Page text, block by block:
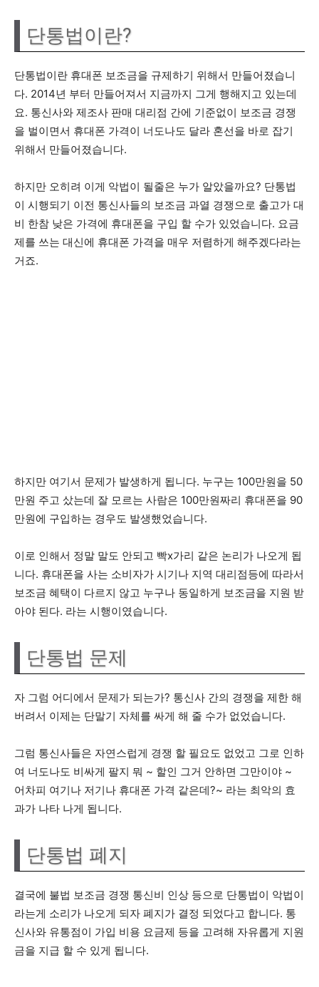
단통법이란?
단통법이란 휴대폰 보조금을 규제하기 위해서 만들어졌습니
다. 2014년 부터 만들어져서 지금까지 그게 행해지고 있는데
요. 통신사와 제조사 판매 대리점 간에 기준없이 보조금 경쟁
을 벌이면서 휴대폰 가격이 너도나도 달라 혼선을 바로 잡기
위해서 만들어졌습니다.
하지만 오히려 이게 악법이 될줄은 누가 알았을까요? 단통법
이 시행되기 이전 통신사들의 보조금 과열 경쟁으로 출고가 대
비 한참 낮은 가격에 휴대폰을 구입 할 수가 있었습니다. 요금
제를 쓰는 대신에 휴대폰 가격을 매우 저렴하게 해주겠다라는
거죠.
하지만 여기서 문제가 발생하게 됩니다. 누구는 100만원을 50
만원 주고 샀는데 잘 모르는 사람은 100만원짜리 휴대폰을 90
만원에 구입하는 경우도 발생했었습니다.
이로 인해서 정말 말도 안되고 빡x가리 같은 논리가 나오게 됩
니다. 휴대폰을 사는 소비자가 시기나 지역 대리점등에 따라서
보조금 혜택이 다르지 않고 누구나 동일하게 보조금을 지원 받
아야 된다. 라는 시행이였습니다.
단통법 문제
자 그럼 어디에서 문제가 되는가? 통신사 간의 경쟁을 제한 해
버려서 이제는 단말기 자체를 싸게 해 줄 수가 없었습니다.
그럼 통신사들은 자연스럽게 경쟁 할 필요도 없었고 그로 인하
여 너도나도 비싸게 팔지 뭐 ~ 할인 그거 안하면 그만이야 ~
어차피 여기나 저기나 휴대폰 가격 같은데?~ 라는 최악의 효
과가 나타 나게 됩니다.
단통법 폐지
결국에 불법 보조금 경쟁 통신비 인상 등으로 단통법이 악법이
라는게 소리가 나오게 되자 폐지가 결정 되었다고 합니다. 통
신사와 유통점이 가입 비용 요금제 등을 고려해 자유롭게 지원
금을 지급 할 수 있게 됩니다.